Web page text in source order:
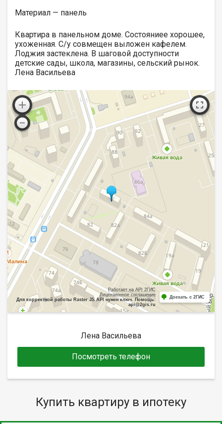
Материал — панель
Квартира в панельном доме. Состояниее хорошее,
ухоженная. С/у совмещен выложен кафелем.
Лоджия застеклена. В шаговой доступности
детские сады, школа, магазины, сельский рынок.
Лена Васильева
Работает на API 2ГИС
Лицензионное соглашение
Для корректной работы Raster JS API нужен ключ. Помощь:
api@2gis.ru
Доехать с 2ГИС
Лена Васильева
Посмотреть телефон
Купить квартиру в ипотеку